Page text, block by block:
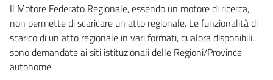
Il Motore Federato Regionale, essendo un motore di ricerca,
non permette di scaricare un atto regionale. Le funzionalità di
scarico di un atto regionale in vari formati, qualora disponibili,
sono demandate ai siti istituzionali delle Regioni/Province
autonome.